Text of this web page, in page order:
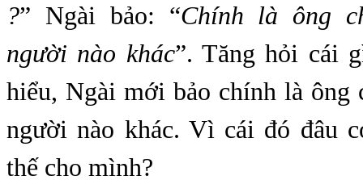
?” Ngài bảo: “Chính là ông
người nào khác”. Tăng hỏi cái
hiểu, Ngài mới bảo chính là ông
người nào khác. Vì cái đó đâu
thế cho mình?